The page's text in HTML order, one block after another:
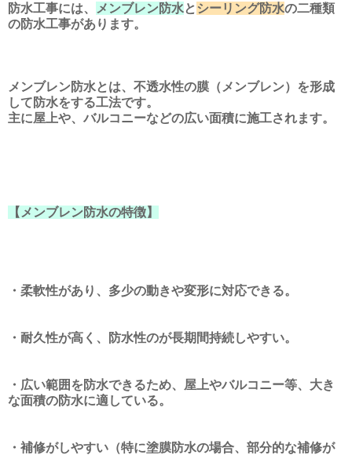
防水工事には、 メンブレン防水と シーリング防水の二種類
の防水工事があります。
メンブレン防水とは、不透水性の膜（メンブレン）を形成
して防水をする工法です。
主に屋上や、バルコニーなどの広い面積に施工されます。
【メンブレン防水の特徴】
・柔軟性があり、多少の動きや変形に対応できる。
・耐久性が高く、防水性のが長期間持続しやすい。
・広い範囲を防水できるため、屋上やバルコニー等、大き
な面積の防水に適している。
・補修がしやすい（特に塗膜防水の場合、部分的な補修が